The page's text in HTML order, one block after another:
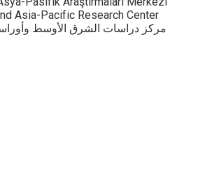
Asia-Pacific Research Center
مركز دراسات الشرق الأوسط